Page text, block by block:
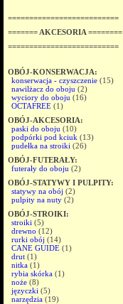
==========================
======= AKCESORIA ========
==========================
OBÓJ-KONSERWACJA:
konserwacja - czyszczenie (15)
nawilżacz do oboju (2)
wyciory do oboju (16)
OCTAFREE (1)
OBÓJ-AKCESORIA:
paski do oboju (10)
podpórki pod kciuk (13)
pudełka na stroiki (26)
OBÓJ-FUTERAŁY:
futerały do oboju (2)
OBÓJ-STATYWY I PULPITY:
statywy na obój (2)
pulpity na nuty (2)
OBÓJ-STROIKI:
stroiki (5)
drewno (12)
rurki obój (14)
CANE GUIDE (1)
drut (1)
nitka (1)
rybia skórka (1)
noże (8)
języczki (5)
narzędzia (19)